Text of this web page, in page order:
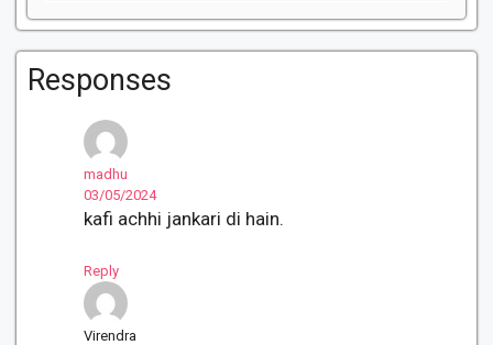
Responses
madhu
03/05/2024
kafi achhi jankari di hain.
Reply
Virendra